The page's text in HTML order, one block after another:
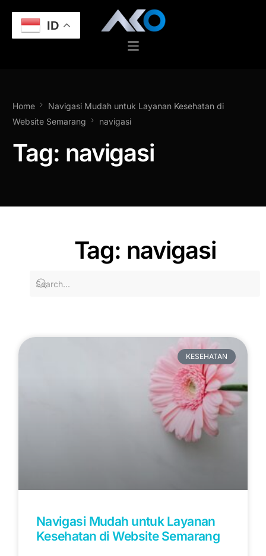
Home
Navigasi Mudah untuk Layanan Kesehatan di
Website Semarang
navigasi
Tag: navigasi
Tag: navigasi
KESEHATAN
Navigasi Mudah untuk Layanan
Kesehatan di Website Semarang
ID